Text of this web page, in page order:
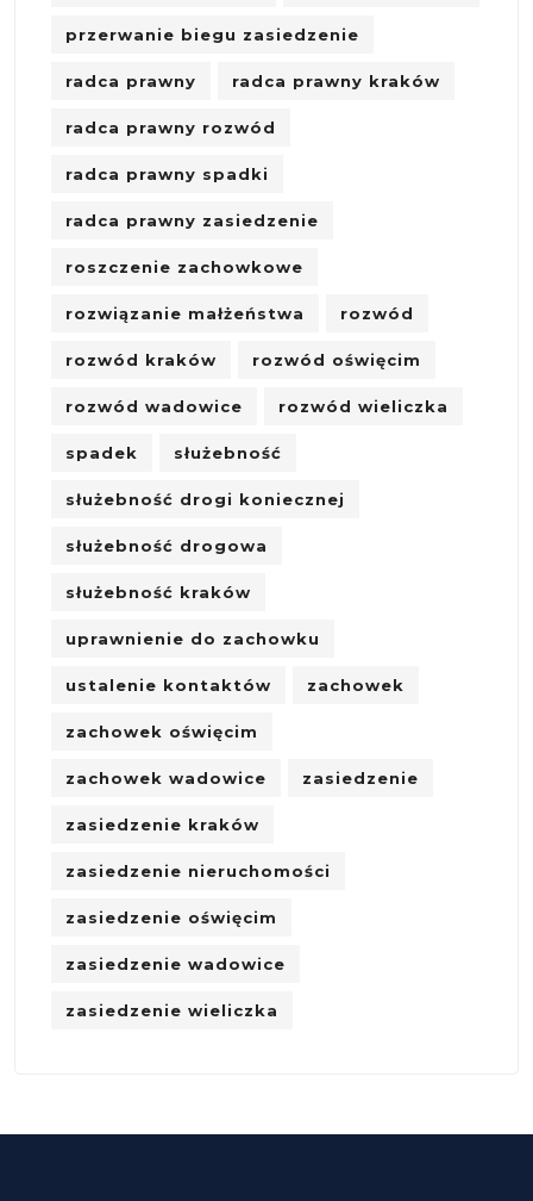
przerwanie biegu zasiedzenie
radca prawny radca prawny kraków
radca prawny rozwód
radca prawny spadki
radca prawny zasiedzenie
roszczenie zachowkowe
rozwiązanie małżeństwa rozwód
rozwód kraków rozwód oświęcim
rozwód wadowice rozwód wieliczka
spadek służebność
służebność drogi koniecznej
służebność drogowa
służebność kraków
uprawnienie do zachowku
ustalenie kontaktów zachowek
zachowek oświęcim
zachowek wadowice zasiedzenie
zasiedzenie kraków
zasiedzenie nieruchomości
zasiedzenie oświęcim
zasiedzenie wadowice
zasiedzenie wieliczka